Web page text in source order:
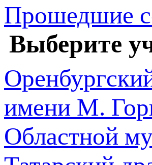
Прошедшие
Выберите
имени М.
Областной